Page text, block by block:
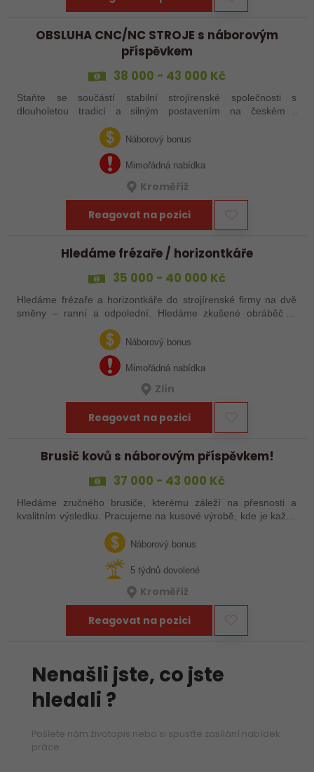
OBSLUHA CNC/NC STROJE s náborovým
příspěvkem
38 000 - 43 000 Kč
Staňte se součástí stabilní strojírenské společnosti s
dlouholetou tradicí a silným postavením na českém i
aktuálně obsazujeme více typů…
Náborový bonus
Mimořádná nabídka
Kroměříž
Reagovat na pozici
Hledáme frézaře / horizontkáře
35 000 - 40 000 Kč
Hledáme frézaře a horizontkáře do strojírenské firmy na dvě
směny – ranní a odpolední. Hledáme zkušené obráběče i
šikovné nováčky, kteří chtějí dělat poctivé řemeslo na
zajímavých zakázkách. Zašlete…
Náborový bonus
Mimořádná nabídka
Zlín
Reagovat na pozici
Brusič kovů s náborovým příspěvkem!
37 000 - 43 000 Kč
Hledáme zručného brusiče, kterému záleží na přesnosti a
kvalitním výsledku. Pracujeme na kusové výrobě, kde je každý
plocho nebo kulato – nebo…Náborový bonus
5 týdnů dovolené
Kroměříž
Reagovat na pozici
Nenašli jste, co jste
hledali ?
Pošlete nám životopis nebo si spusťte zasílání nabídek
práce